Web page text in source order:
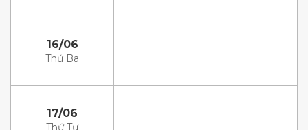
16/06
Thứ Ba
17/06
Thứ Tư